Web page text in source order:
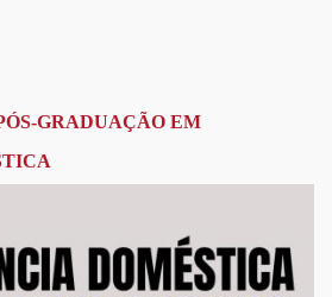
GRADUAÇÃO EM